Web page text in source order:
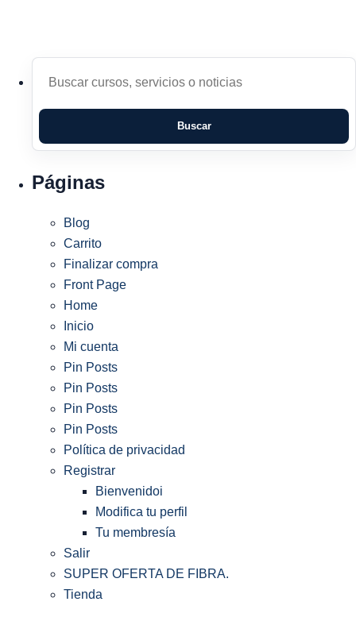
Buscar
Páginas
Blog
Carrito
Finalizar compra
Front Page
Home
Inicio
Mi cuenta
Pin Posts
Pin Posts
Pin Posts
Pin Posts
Política de privacidad
Registrar
Bienvenidoi
Modifica tu perfil
Tu membresía
Salir
SUPER OFERTA DE FIBRA.
Tienda